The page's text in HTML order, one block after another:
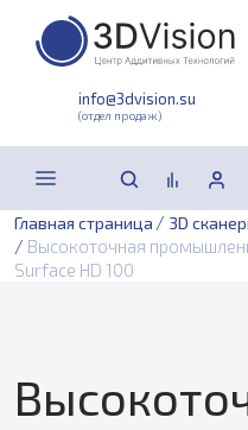
info@3dvision.su
(отдел продаж)
Главная страница / 3D
/ Высокоточная
Surface HD 100